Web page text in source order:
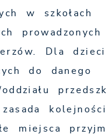
w szkołach
prowadzonych
Dla dzieci
do danego
oddziału
kolejności
miejsca